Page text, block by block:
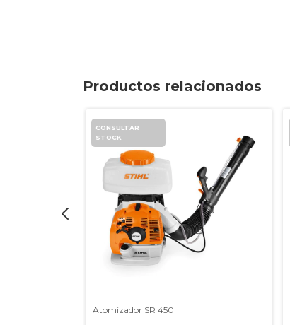
Productos relacionados
Atomizador SR 450